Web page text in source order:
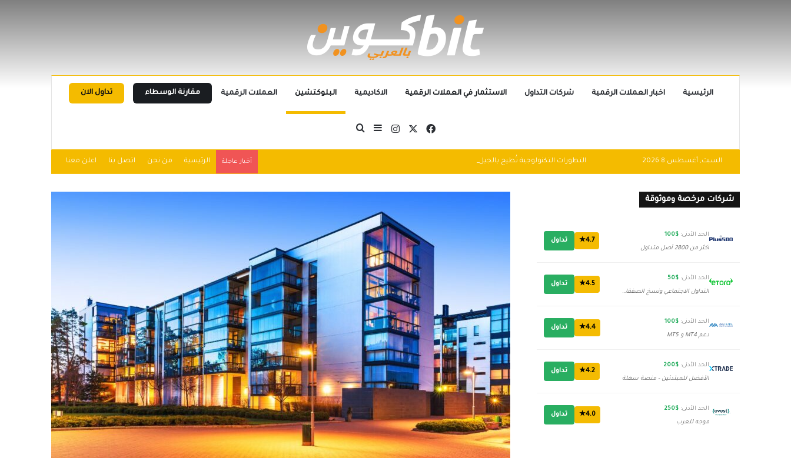
الرئيسية تداول الان اخبار العملات الرقمية شركات التداول الاستثمار في العملات الرقمية الاكاديمية البلوكتشين العملات الرقمية مقارنة الوسطاء
فيسبوكانستقرامإضافة عمود جانبي
بحث عن
السبت, أغسطس 8 2026 أخبار عاجلة الرئيسية من نحن اتصل بنا اعلن معنا
شركات مرخصة وموثوقة
الحد الأدنى: $100
أكثر من 2800 أصل متداول
4.7★ تداول
الحد الأدنى: $50
التداول الاجتماعي ونسخ الصفقات
4.5★ تداول
الحد الأدنى: $100
دعم MT4 و MT5
4.4★ تداول
الحد الأدنى: $200
الأفضل للمبتدئين - منصة سهلة
4.2★ تداول
الحد الأدنى: $250
موجه للعرب
4.0★ تداول